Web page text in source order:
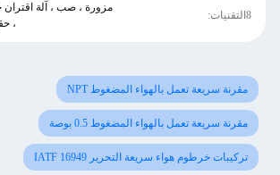
8التقنيات:
مزورة ، صب ، آلة اقتران
،
مقرنة سريعة تعمل بالهواء المضغوط NPT
مقرنة سريعة تعمل بالهواء المضغوط 0.5 بوصة
تركيبات خرطوم هواء سريعة التحرير IATF 16949